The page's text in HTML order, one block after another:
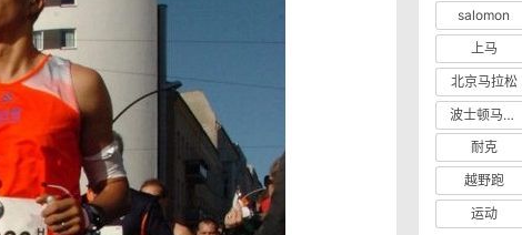
salomon
上马
北京马拉松
波士顿马拉松
耐克
越野跑
运动